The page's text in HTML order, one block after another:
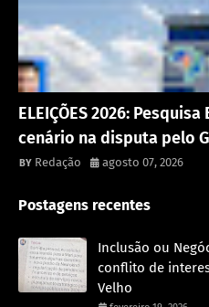
ELEIÇÕES 2026:
cenário na disputa pelo
Redação agosto 07, 2026
Postagens recentes
Inclusão ou
conflito de
Velho